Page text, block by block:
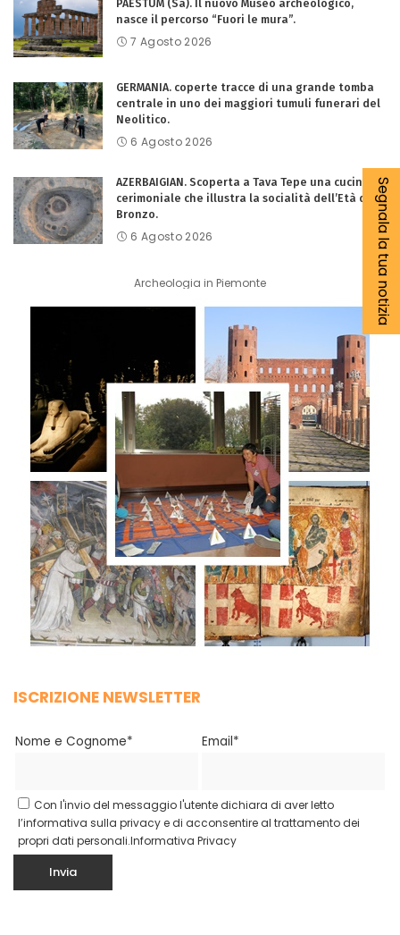
PAESTUM (Sa). Il nuovo Museo archeologico,
nasce il percorso “Fuori le mura”.
7 Agosto 2026
GERMANIA. coperte tracce di una grande tomba
centrale in uno dei maggiori tumuli funerari del
Neolitico.
6 Agosto 2026
AZERBAIGIAN. Scoperta a Tava Tepe una cucina
cerimoniale che illustra la socialità dell’Età del
Bronzo.
6 Agosto 2026
Archeologia in Piemonte
ISCRIZIONE NEWSLETTER
Nome e Cognome* Email*
Con l'invio del messaggio l'utente dichiara di aver letto
l’informativa sulla privacy e di acconsentire al trattamento dei
propri dati personali.Informativa Privacy
Segnala la tua notizia